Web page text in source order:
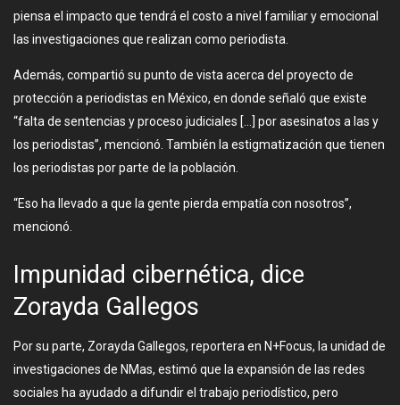
piensa el impacto que tendrá el costo a nivel familiar y emocional
las investigaciones que realizan como periodista.
Además, compartió su punto de vista acerca del proyecto de
protección a periodistas en México, en donde señaló que existe
“falta de sentencias y proceso judiciales […] por asesinatos a las y
los periodistas”, mencionó. También la estigmatización que tienen
los periodistas por parte de la población.
“Eso ha llevado a que la gente pierda empatía con nosotros”,
mencionó.
Impunidad cibernética, dice
Zorayda Gallegos
Por su parte, Zorayda Gallegos, reportera en N+Focus, la unidad de
investigaciones de NMas, estimó que la expansión de las redes
sociales ha ayudado a difundir el trabajo periodístico, pero